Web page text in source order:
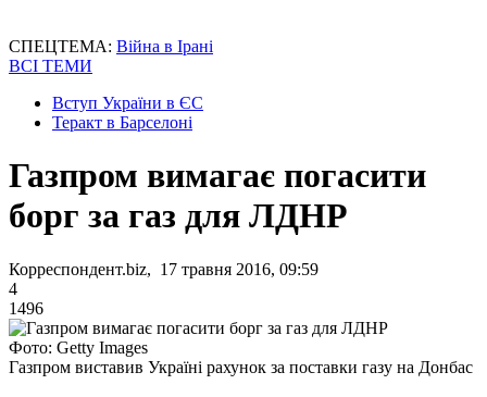
СПЕЦТЕМА: Війна в Ірані
ВСІ ТЕМИ
Вступ України в ЄС
Теракт в Барселоні
Газпром вимагає погасити
борг за газ для ЛДНР
Корреспондент.biz, 17 травня 2016, 09:59
4
1496
Фото: Getty Images
Газпром виставив Україні рахунок за поставки газу на Донбас